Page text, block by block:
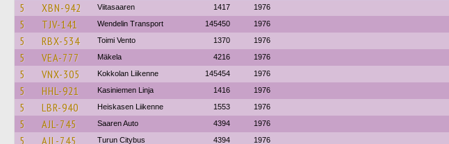
5 XBN-942 Viitasaaren 1417 1976
5 TJV-141 Wendelin Transport 145450 1976
5 RBX-534 Toimi Vento 1370 1976
5 VEA-777 Mäkela 4216 1976
5 VNX-305 Kokkolan Liikenne 145454 1976
5 HHL-921 Kasiniemen Linja 1416 1976
5 LBR-940 Heiskasen Liikenne 1553 1976
5 AJL-745 Saaren Auto 4394 1976
5 AJL-745 Turun Citybus 4394 1976